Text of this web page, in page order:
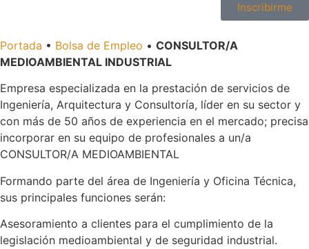
Inscribirme
Portada • Bolsa de Empleo • CONSULTOR/A
MEDIOAMBIENTAL INDUSTRIAL
Empresa especializada en la prestación de servicios de
Ingeniería, Arquitectura y Consultoría, líder en su sector y
con más de 50 años de experiencia en el mercado; precisa
incorporar en su equipo de profesionales a un/a
CONSULTOR/A MEDIOAMBIENTAL
Formando parte del área de Ingeniería y Oficina Técnica,
sus principales funciones serán:
Asesoramiento a clientes para el cumplimiento de la
legislación medioambiental y de seguridad industrial.